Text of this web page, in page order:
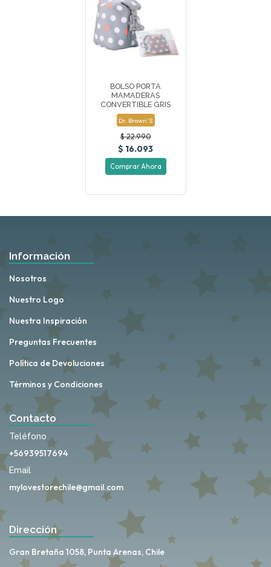
BOLSO PORTA
MAMADERAS
CONVERTIBLE GRIS
Dr. Brown´s
$ 22.990
$ 16.093
Comprar Ahora
Información
Nosotros
Nuestro Logo
Nuestra Inspiración
Preguntas Frecuentes
Política de Devoluciones
Términos y Condiciones
Contacto
Teléfono
+56939517694
Email
mylovestorechile@gmail.com
Dirección
Gran Bretaña 1058, Punta Arenas, Chile